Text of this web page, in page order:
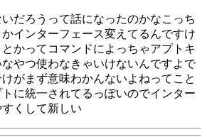
だろうって話になったのかなこっち
インターフェース変えてるんですけ
かってコマンドによっちゃアプトキ
やつ使わなきゃいけないんですよで
がまず意味わかんないよねってこと
に統一されてるっぽいのでインター
くして新しい